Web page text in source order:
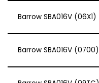
Barrow SBA016V (06X1)
Barrow SBA016V (0700)